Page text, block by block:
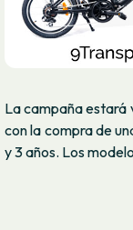
La campaña estará
con la compra de
y 3 años. Los